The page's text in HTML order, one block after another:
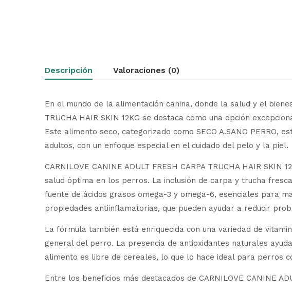
Descripción Valoraciones (0)
En el mundo de la alimentación canina, donde la salud y el
TRUCHA HAIR SKIN 12KG se destaca como una opción
Este alimento seco, categorizado como SECO A.SANO
adultos, con un enfoque especial en el cuidado del pelo y la piel.
CARNILOVE CANINE ADULT FRESH CARPA TRUCHA HAIR
salud óptima en los perros. La inclusión de carpa y trucha
fuente de ácidos grasos omega-3 y omega-6, esenciales para
propiedades antiinflamatorias, que pueden ayudar a reducir
La fórmula también está enriquecida con una variedad de
general del perro. La presencia de antioxidantes naturales
alimento es libre de cereales, lo que lo hace ideal para perros
Entre los beneficios más destacados de CARNILOVE CANINE